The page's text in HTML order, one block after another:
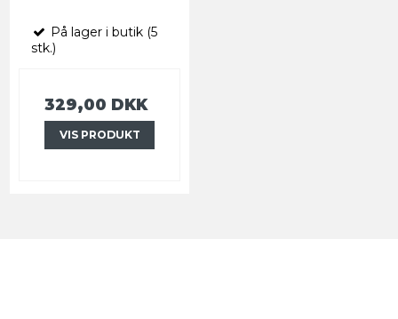
På lager i butik (5
stk.)
329,00 DKK
VIS PRODUKT